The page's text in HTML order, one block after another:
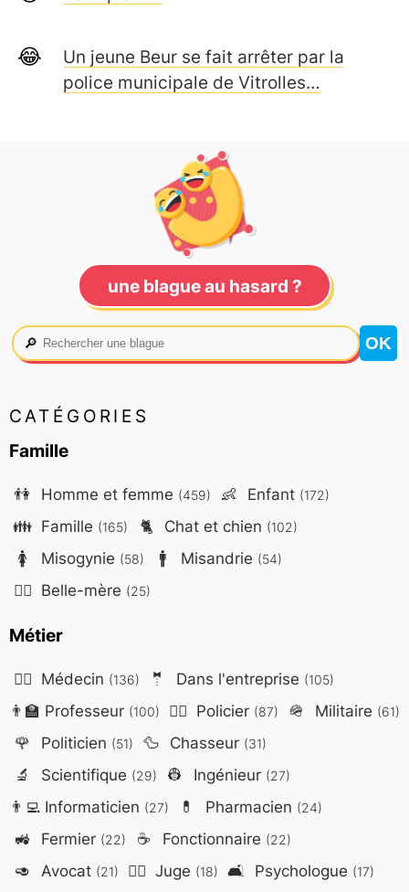
Un jeune Beur se fait arrêter par la
police municipale de Vitrolles…
une blague au hasard ?
🔎
CATÉGORIES
Famille
👫 Homme et femme (459) 👶 Enfant (172)
👪 Famille (165) 🐈 Chat et chien (102)
🚺 Misogynie (58) 🚹 Misandrie (54)
🤷‍♀️ Belle-mère (25)
Métier
👨‍⚕️ Médecin (136) 🤵 Dans l'entreprise (105)
👨‍🏫 Professeur (100) 👮‍♂️ Policier (87) 🪖 Militaire (61)
🌹 Politicien (51) 🦆 Chasseur (31)
🔬 Scientifique (29) 👷 Ingénieur (27)
👨‍💻Informaticien (27) 💊 Pharmacien (24)
🚜 Fermier (22) ☕ Fonctionnaire (22)
🥑 Avocat (21) 👨‍⚖️ Juge (18) 🛋️ Psychologue (17)